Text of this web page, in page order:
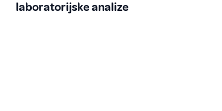
laboratorijske analize